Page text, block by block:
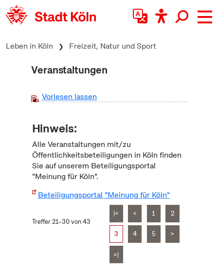
zum Inhalt springen
Leben in Köln Freizeit, Natur und Sport
Veranstaltungen
Vorlesen lassen
Hinweis:
Alle Veranstaltungen mit/zu
Öffentlichkeitsbeteiligungen in Köln finden
Sie auf unserem Beteiligungsportal
"Meinung für Köln".
Beteiligungsportal "Meinung für Köln"
Treffer 21–30 von 43
|< < 1 2
3 4 5 >
>|